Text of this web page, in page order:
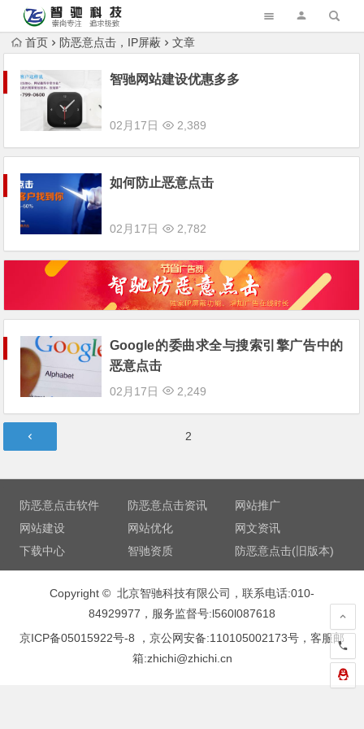
首页 防恶意点击，IP屏蔽 文章
智驰网站建设优惠多多
02月17日 2,389
如何防止恶意点击
02月17日 2,782
Google的委曲求全与搜索引擎广告中的
恶意点击
02月17日 2,249
章
2
防恶意点击软件 防恶意点击资讯
网站推广
网站建设
网站优化
网文资讯
下载中心
智驰资质 防恶意点击(旧版本)
Copyright © 北京智驰科技有限公司，联系电话:010-
84929977，服务监督号:l560l087618
京ICP备05015922号-8 ，京公网安备:110105002173号，客服邮
箱:zhichi@zhichi.cn